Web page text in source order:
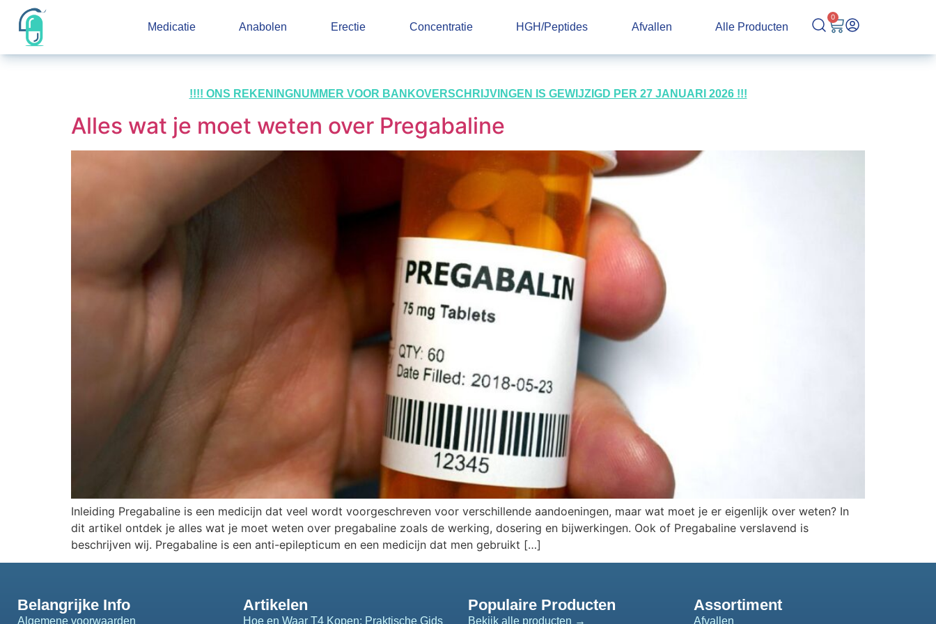
Medicatie Anabolen Erectie Concentratie HGH/Peptides Afvallen Alle Producten
0
!!!! ONS REKENINGNUMMER VOOR BANKOVERSCHRIJVINGEN IS GEWIJZIGD PER 27 JANUARI 2026 !!!
Alles wat je moet weten over Pregabaline
Inleiding Pregabaline is een medicijn dat veel wordt voorgeschreven voor verschillende aandoeningen, maar wat moet je er eigenlijk over weten? In
dit artikel ontdek je alles wat je moet weten over pregabaline zoals de werking, dosering en bijwerkingen. Ook of Pregabaline verslavend is
beschrijven wij. Pregabaline is een anti-epilepticum en een medicijn dat men gebruikt […]
Belangrijke Info
Algemene voorwaarden
Artikelen
Hoe en Waar T4 Kopen: Praktische Gids
Populaire Producten
Bekijk alle producten →
Assortiment
Afvallen